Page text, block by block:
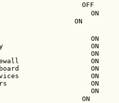
OFF
ON
ON
ON
ON
ON
ON
ON
ON
ON
ON
ON